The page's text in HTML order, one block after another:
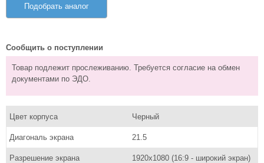
Подобрать аналог
Сообщить о поступлении
Товар подлежит прослеживанию. Требуется согласие на обмен
документами по ЭДО.
Цвет корпуса Черный
Диагональ экрана 21.5
Разрешение экрана 1920х1080 (16:9 - широкий экран)